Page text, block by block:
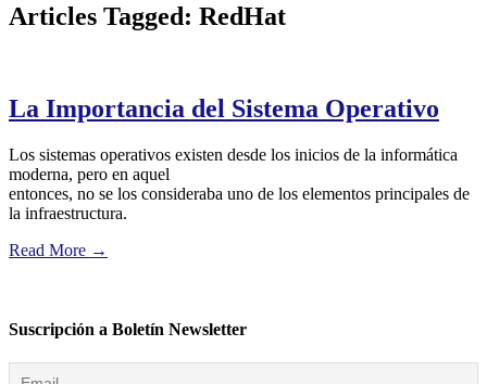
Articles Tagged: RedHat
La Importancia del Sistema Operativo
Los sistemas operativos existen desde los inicios de la informática
moderna, pero en aquel
entonces, no se los consideraba uno de los elementos principales de
la infraestructura.
Read More →
Suscripción a Boletín Newsletter